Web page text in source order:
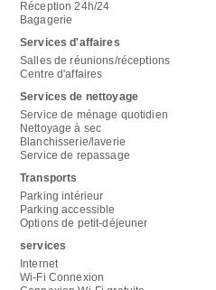
Réception 24h/24
Bagagerie
Services d'affaires
Salles de réunions/réceptions
Centre d'affaires
Services de nettoyage
Service de ménage quotidien
Nettoyage à sec
Blanchisserie/laverie
Service de repassage
Transports
Parking intérieur
Parking accessible
Options de petit-déjeuner
services
Internet
Wi-Fi Connexion